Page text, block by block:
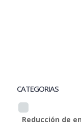
CATEGORIAS
Reducción de